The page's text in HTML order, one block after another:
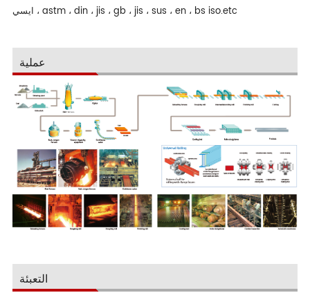
ايسي ، astm ، din ، jis ، gb ، jis ، sus ، en ، bs iso.etc
عملية
التعبئة